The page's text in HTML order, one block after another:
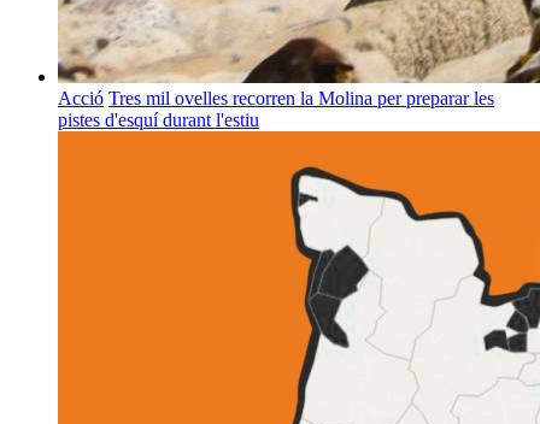
Acció Tres mil ovelles recorren la Molina per preparar les
pistes d'esquí durant l'estiu